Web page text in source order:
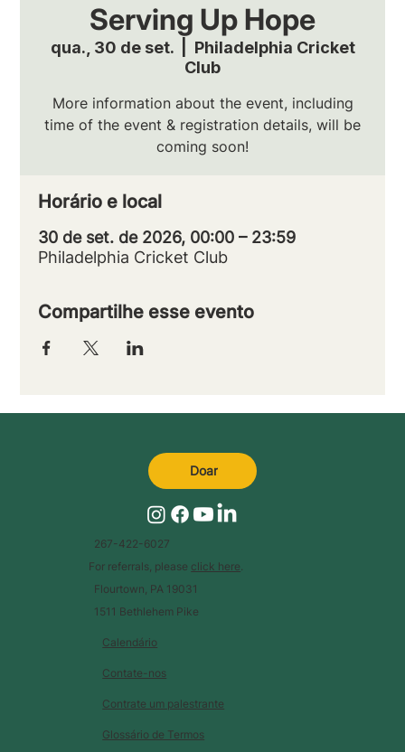
Serving Up Hope
qua., 30 de set.
  |
Philadelphia Cricket
Club
More information about the event, including
time of the event & registration details, will be
coming soon!
Horário e local
30 de set. de 2026, 00:00 – 23:59
Philadelphia Cricket Club
Compartilhe esse evento
Calendário
Glossário de Termos
Contate-nos
Contrate um palestrante
267-422-6027
For referrals, please click here
Flourtown, PA 19031
1511 Bethlehem Pike
Doar